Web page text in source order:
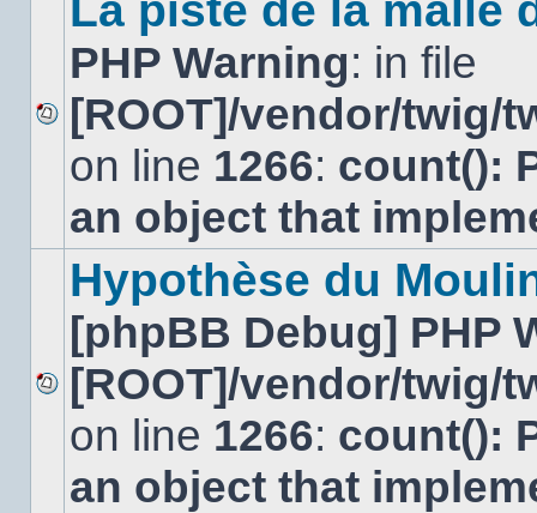
Aucun
message
non
PHP Warning: in file
[ROOT]/vendor/twig/
on line 1266: count():
an object that
Aucun
message
non
Hypothèse du
[phpBB Debug] PHP
[ROOT]/vendor/twig/
on line 1266: count():
an object that